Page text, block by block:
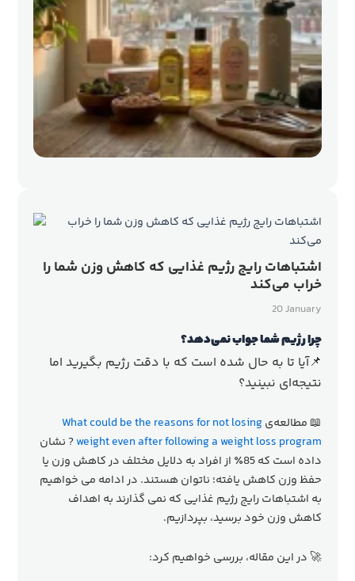
اشتباهات رایج رژیم غذایی که کاهش وزن شما را
خراب می‌کند
20 January
چرا رژیم شما جواب نمی‌دهد؟
📌آیا تا به حال شده است که با دقت رژیم بگیرید اما
نتیجه‌ای نبینید؟
📖 مطالعه‌یWhat could be the reasons for not losing
weight even after following a weight loss program? نشان
داده است که 85٪ از افراد به دلایل مختلف در کاهش وزن یا
حفظ وزن کاهش یافته؛ ناتوان هستند. در ادامه می خواهیم
به اشتباهات رایج رژیم غذایی که نمی گذارند به اهداف
کاهش وزن خود برسید، بپردازیم.
🚀 در این مقاله، بررسی خواهیم کرد: